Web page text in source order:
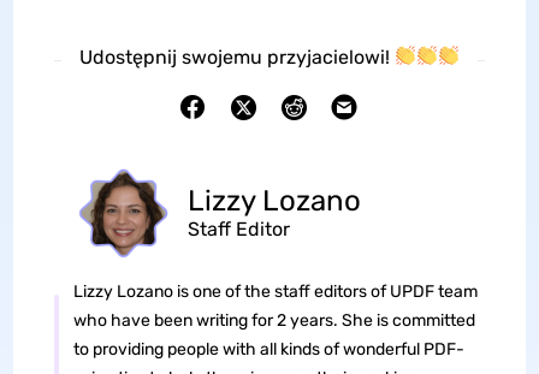
Udostępnij swojemu przyjacielowi!
Lizzy Lozano
Staff Editor
Lizzy Lozano is one of the staff editors of UPDF team
who have been writing for 2 years. She is committed
to providing people with all kinds of wonderful PDF-